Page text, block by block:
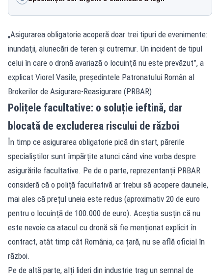
„Asigurarea obligatorie acoperă doar trei tipuri de evenimente:
inundaţii, alunecări de teren şi cutremur. Un incident de tipul
celui în care o dronă avariază o locuinţă nu este prevăzut”, a
explicat Viorel Vasile, preşedintele Patronatului Român al
Brokerilor de Asigurare-Reasigurare (PRBAR).
Polițele facultative: o soluție ieftină, dar
blocată de excluderea riscului de război
În timp ce asigurarea obligatorie pică din start, părerile
specialiștilor sunt împărțite atunci când vine vorba despre
asigurările facultative. Pe de o parte, reprezentanții PRBAR
consideră că o poliță facultativă ar trebui să acopere daunele,
mai ales că prețul uneia este redus (aproximativ 20 de euro
pentru o locuință de 100.000 de euro). Aceștia susțin că nu
este nevoie ca atacul cu dronă să fie menționat explicit în
contract, atât timp cât România, ca țară, nu se află oficial în
război.
Pe de altă parte, alți lideri din industrie trag un semnal de